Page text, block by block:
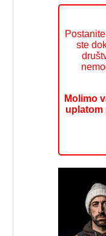
ste
Molimo
uplatom